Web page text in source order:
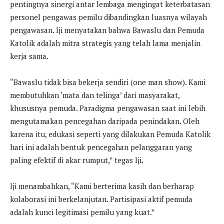
pentingnya sinergi antar lembaga mengingat keterbatasan
personel pengawas pemilu dibandingkan luasnya wilayah
pengawasan. Iji menyatakan bahwa Bawaslu dan Pemuda
Katolik adalah mitra strategis yang telah lama menjalin
kerja sama.
“Bawaslu tidak bisa bekerja sendiri (one man show). Kami
membutuhkan ‘mata dan telinga’ dari masyarakat,
khususnya pemuda. Paradigma pengawasan saat ini lebih
mengutamakan pencegahan daripada penindakan. Oleh
karena itu, edukasi seperti yang dilakukan Pemuda Katolik
hari ini adalah bentuk pencegahan pelanggaran yang
paling efektif di akar rumput,” tegas Iji.
Iji menambahkan, “Kami berterima kasih dan berharap
kolaborasi ini berkelanjutan. Partisipasi aktif pemuda
adalah kunci legitimasi pemilu yang kuat.”